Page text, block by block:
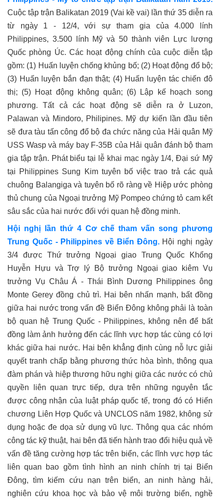
Cuộc tập trận Balikatan 2019 (Vai kề vai) lần thứ 35 diễn ra
từ ngày 1 - 12/4, với sự tham gia của 4.000 lính
Philippines, 3.500 lính Mỹ và 50 thành viên Lực lượng
Quốc phòng Úc. Các hoạt động chính của cuộc diễn tập
gồm: (1) Huấn luyện chống khủng bố; (2) Hoạt động đổ bộ;
(3) Huấn luyện bắn đạn thật; (4) Huấn luyện tác chiến đô
thị; (5) Hoạt động không quân; (6) Lập kế hoạch song
phương. Tất cả các hoạt động sẽ diễn ra ở Luzon,
Palawan và Mindoro, Philipines. Mỹ dự kiến lần đầu tiên
sẽ đưa tàu tấn công đổ bộ đa chức năng của Hải quân Mỹ
USS Wasp và máy bay F-35B của Hải quân đánh bộ tham
gia tập trận. Phát biểu tại lễ khai mạc ngày 1/4, Đại sứ Mỹ
tại Philippines Sung Kim tuyên bố việc trao trả các quả
chuông Balangiga và tuyên bố rõ ràng về Hiệp ước phòng
thủ chung của Ngoại trưởng Mỹ Pompeo chứng tỏ cam kết
sâu sắc của hai nước đối với quan hệ đồng minh.
Hội nghị lần thứ 4 Cơ chế tham vấn song phương
Trung Quốc - Philippines về Biển Đông.Hội nghị ngày
3/4 được Thứ trưởng Ngoại giao Trung Quốc Khổng
Huyễn Hựu và Trợ lý Bộ trưởng Ngoại giao kiêm Vụ
trưởng Vụ Châu Á - Thái Bình Dương Philippines ông
Monte Gerey đồng chủ trì. Hai bên nhấn mạnh, bất đồng
giữa hai nước trong vấn đề Biển Đông không phải là toàn
bộ quan hệ Trung Quốc - Philippines, không nên để bất
đồng làm ảnh hưởng đến các lĩnh vực hợp tác cùng có lợi
khác giữa hai nước. Hai bên khẳng định cùng nỗ lực giải
quyết tranh chấp bằng phương thức hòa bình, thông qua
đàm phán và hiệp thương hữu nghị giữa các nước có chủ
quyền liên quan trực tiếp, dựa trên những nguyên tắc
được công nhận của luật pháp quốc tế, trong đó có Hiến
chương Liên Hợp Quốc và UNCLOS năm 1982, không sử
dụng hoặc đe dọa sử dụng vũ lực. Thông qua các nhóm
công tác kỹ thuật, hai bên đã tiến hành trao đổi hiệu quả về
vấn đề tăng cường hợp tác trên biển, các lĩnh vực hợp tác
liên quan bao gồm tình hình an ninh chính trị tại Biển
Đông, tìm kiếm cứu nạn trên biển, an ninh hàng hải,
nghiên cứu khoa học và bảo vệ môi trường biển, nghề